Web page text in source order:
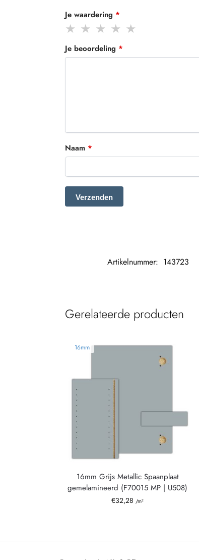
Je waardering *
Je beoordeling *
Naam *
Artikelnummer: 143723
Gerelateerde producten
16mm
16mm Grijs Metallic Spaanplaat
gemelamineerd (F70015 MP | U508)
€32,28 /m²